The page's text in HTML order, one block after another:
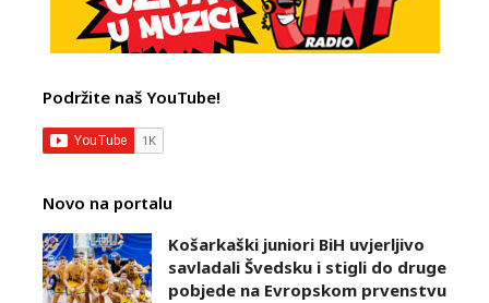
Podržite naš YouTube!
Novo na portalu
Košarkaški juniori BiH uvjerljivo
savladali Švedsku i stigli do druge
pobjede na Evropskom prvenstvu